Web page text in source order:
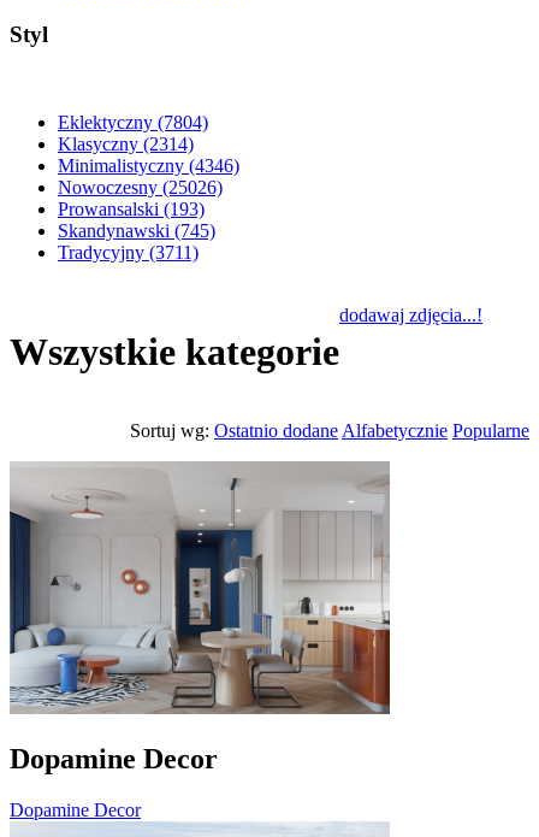
Styl
Eklektyczny (7804)
Klasyczny (2314)
Minimalistyczny (4346)
Nowoczesny (25026)
Prowansalski (193)
Skandynawski (745)
Tradycyjny (3711)
Wszystkie kategorie
Sortuj wg: Ostatnio dodane Alfabetycznie Popularne
dodawaj zdjęcia...!
Dopamine Decor
Dopamine Decor